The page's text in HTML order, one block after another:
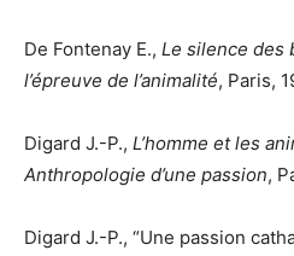
De Fontenay E., Le silence des
l’épreuve de l’animalité, Paris,
Digard J.-P., L’homme et les
Anthropologie d’une passion,
Digard J.-P., “Une passion